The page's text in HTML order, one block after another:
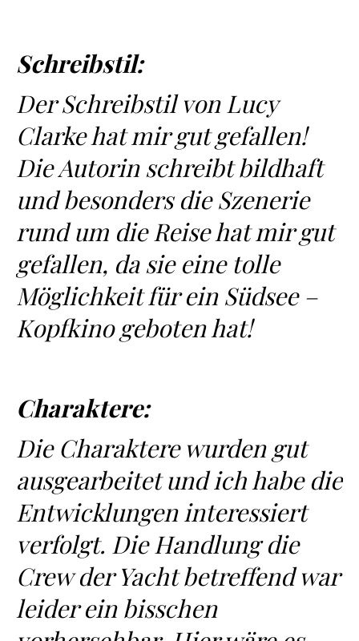
Schreibstil:
Der Schreibstil von Lucy
Clarke hat mir gut gefallen!
Die Autorin schreibt bildhaft
und besonders die Szenerie
rund um die Reise hat mir gut
gefallen, da sie eine tolle
Möglichkeit für ein Südsee –
Kopfkino geboten hat!
Charaktere:
Die Charaktere wurden gut
ausgearbeitet und ich habe die
Entwicklungen interessiert
verfolgt. Die Handlung die
Crew der Yacht betreffend war
leider ein bisschen